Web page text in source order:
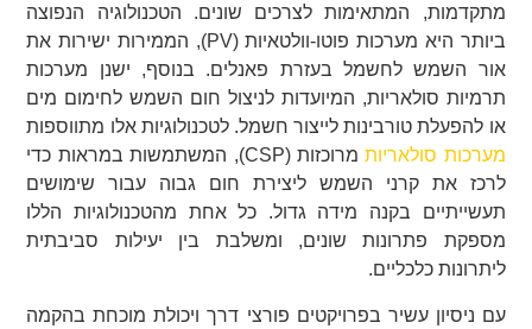
מתקדמות, המתאימות לצרכים שונים. הטכנולוגיה הנפוצה
ביותר היא מערכות פוטו-וולטאיות (PV), הממירות ישירות את
אור השמש לחשמל בעזרת פאנלים. בנוסף, ישנן מערכות
תרמיות סולאריות, המיועדות לניצול חום השמש לחימום מים
או להפעלת טורבינות לייצור חשמל. לטכנולוגיות אלו מתווספות
מערכות סולאריות
מרוכזות (CSP), המשתמשות במראות כדי
לרכז את קרני השמש ליצירת חום גבוה עבור שימושים
תעשייתיים בקנה מידה גדול. כל אחת מהטכנולוגיות הללו
מספקת פתרונות שונים, ומשלבת בין יעילות סביבתית
ליתרונות כלכליים.
עם ניסיון עשיר בפרויקטים פורצי דרך ויכולת מוכחת בהקמה